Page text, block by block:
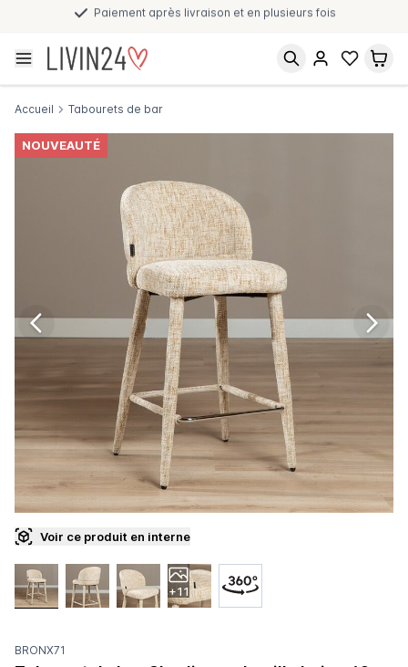
Paiement après livraison et en plusieurs fois
Accueil Tabourets de bar
NOUVEAUTÉ
Voir ce produit en interne
+11
BRONX71